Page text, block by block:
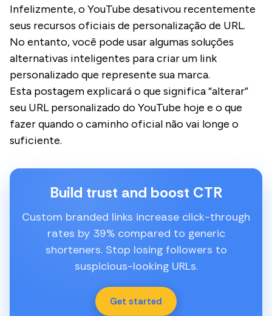
Infelizmente, o YouTube desativou recentemente
seus recursos oficiais de personalização de URL.
No entanto, você pode usar algumas soluções
alternativas inteligentes para criar um link
personalizado que represente sua marca.
Esta postagem explicará o que significa “alterar”
seu URL personalizado do YouTube hoje e o que
fazer quando o caminho oficial não vai longe o
suficiente.
Build trust and boost CTR
Custom branded links increase click-through
rates by 39% compared to generic
shorteners. Stop losing followers to
suspicious-looking URLs.
Get started